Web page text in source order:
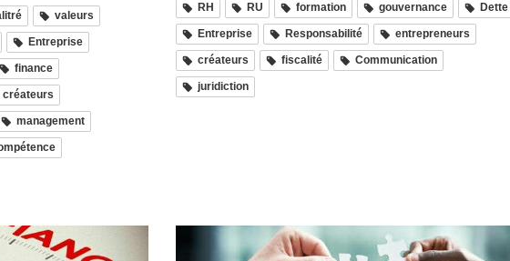
valeurs
Entreprise
finance
créateurs
management
RH RU formation gouvernance Dette
Entreprise Responsabilité entrepreneurs
créateurs fiscalité Communication
juridiction